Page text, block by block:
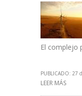
El complejo
PUBLICADO: 27
LEER MÁS